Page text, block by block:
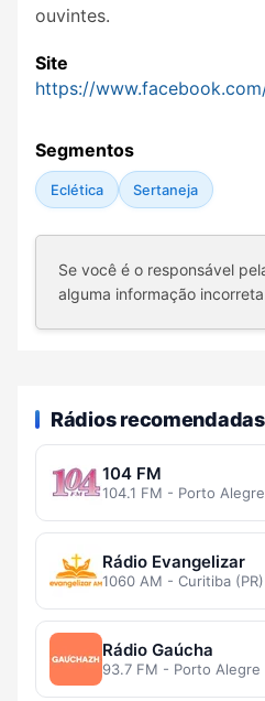
ouvintes.
Site
https://
Segmentos
Eclética Sertaneja
Se você é o responsável
alguma informação
Rádios recomendadas
104 FM
104.1 FM - Porto
Rádio Evangelizar
1060 AM - Curitiba (PR)
Rádio Gaúcha
93.7 FM - Porto Alegre